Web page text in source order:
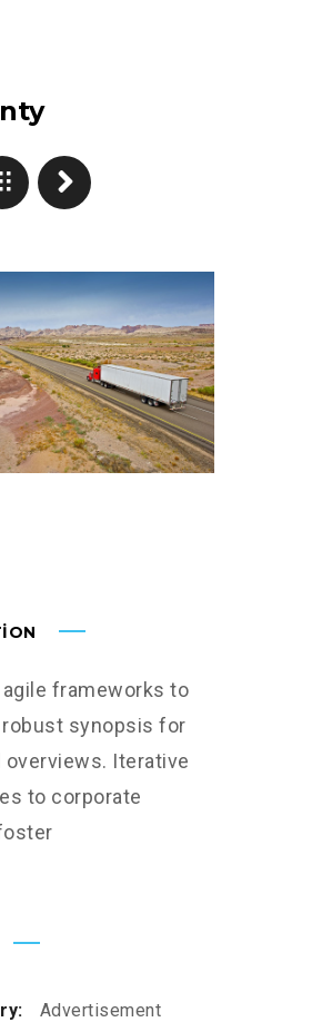
agile frameworks to
robust synopsis for
overviews. Iterative
to corporate
Advertisement